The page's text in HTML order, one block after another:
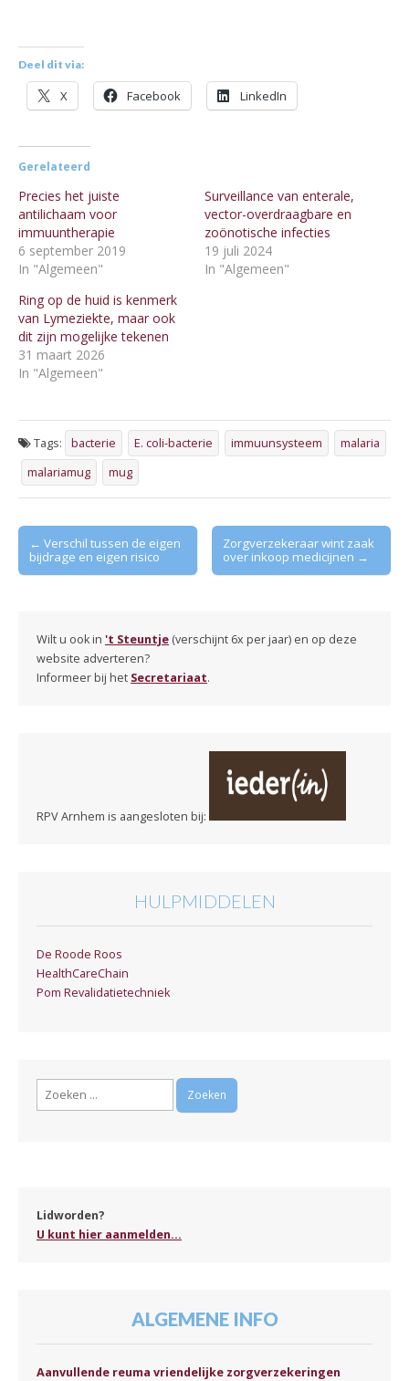
Deel dit via:
X Facebook LinkedIn
Gerelateerd
Precies het juiste
antilichaam voor
immuuntherapie
6 september 2019
In "Algemeen"
Surveillance van enterale,
vector-overdraagbare en
zoönotische infecties
19 juli 2024
In "Algemeen"
Ring op de huid is kenmerk
van Lymeziekte, maar ook
dit zijn mogelijke tekenen
31 maart 2026
In "Algemeen"
Tags: bacterie E. coli-bacterie immuunsysteem
malaria
malariamug
mug
Post
navigation
← Verschil tussen de eigen
bijdrage en eigen risico
Zorgverzekeraar wint zaak
over inkoop medicijnen →
Wilt u ook in 't Steuntje (verschijnt 6x per jaar) en op deze
website adverteren?
Informeer bij het Secretariaat.
RPV Arnhem is aangesloten bij:
HULPMIDDELEN
De Roode Roos
HealthCareChain
Pom Revalidatietechniek
Zoeken
Lidworden?
U kunt hier aanmelden...
ALGEMENE INFO
Aanvullende reuma vriendelijke zorgverzekeringen